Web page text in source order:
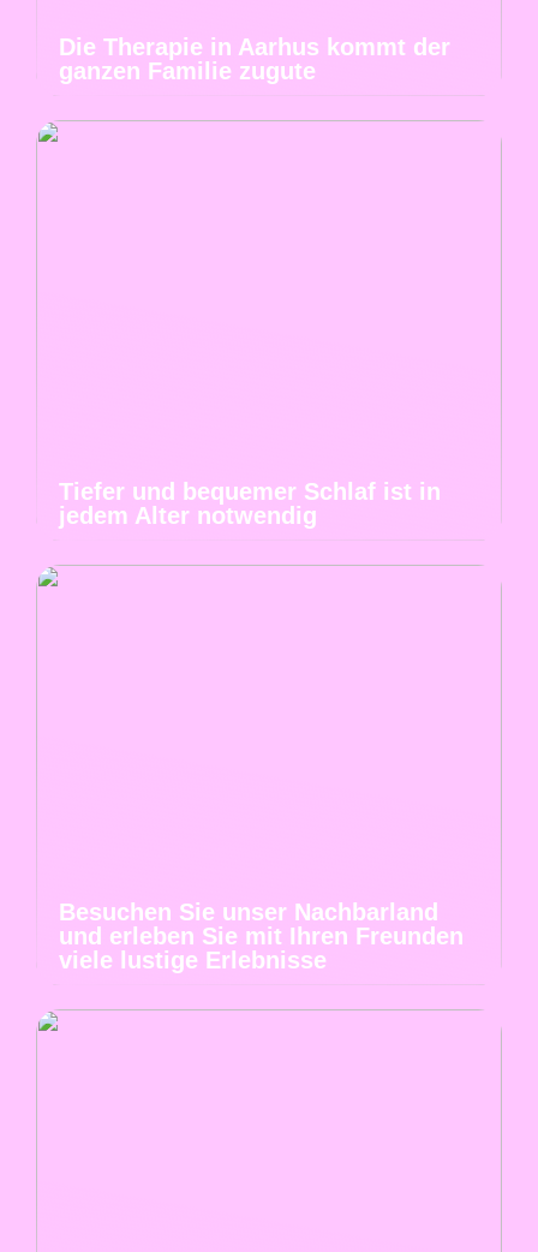
Die Therapie in Aarhus kommt der
ganzen Familie zugute
Tiefer und bequemer Schlaf ist in
jedem Alter notwendig
Besuchen Sie unser Nachbarland
und erleben Sie mit Ihren Freunden
viele lustige Erlebnisse